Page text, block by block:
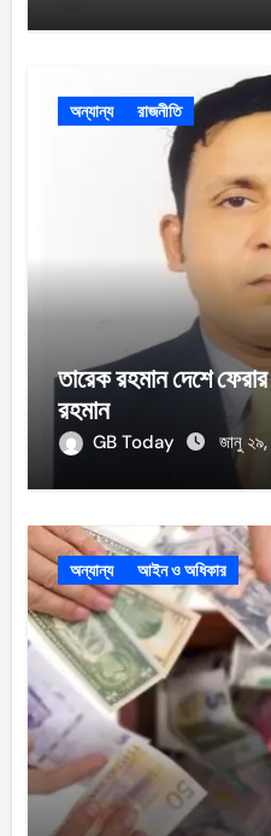
অন্যান্য রাজনীতি
তারেক রহমান দেশে
রহমান
GB Today জানু
অন্যান্য আইন ও অধিকার